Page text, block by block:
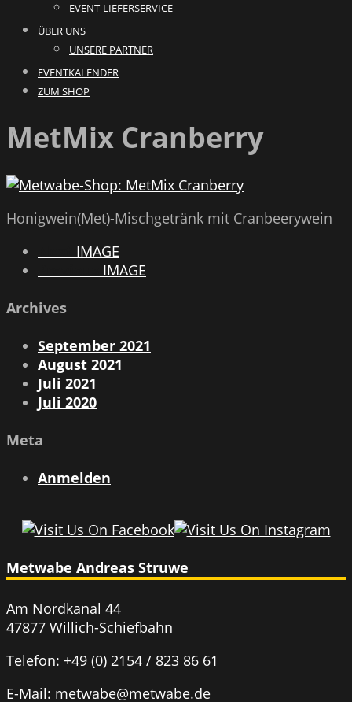
EVENT-LIEFERSERVICE
ÜBER UNS
UNSERE PARTNER
EVENTKALENDER
ZUM SHOP
MetMix Cranberry
Honigwein(Met)-Mischgetränk mit Cranbeerywein
IMAGE
IMAGE
Archives
September 2021
August 2021
Juli 2021
Juli 2020
Meta
Anmelden
Metwabe Andreas Struwe
Am Nordkanal 44
47877 Willich-Schiefbahn
Telefon: +49 (0) 2154 / 823 86 61
E-Mail: metwabe@metwabe.de